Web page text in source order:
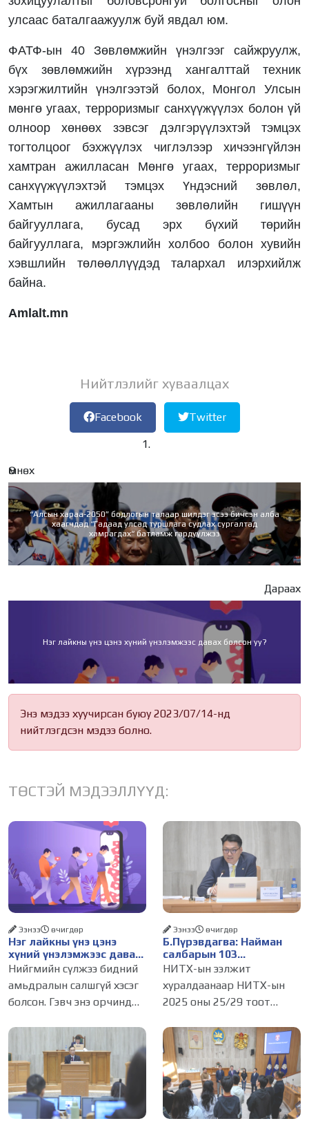
улсаас баталгаажуулж буй явдал юм.
ФАТФ-ын 40 Зөвлөмжийн үнэлгээг сайжруулж,
бүх зөвлөмжийн хүрээнд хангалттай техник
хэрэгжилтийн үнэлгээтэй болох, Монгол Улсын
мөнгө угаах, терроризмыг санхүүжүүлэх болон үй
олноор хөнөөх зэвсэг дэлгэрүүлэхтэй тэмцэх
тогтолцоог бэхжүүлэх чиглэлээр хичээнгүйлэн
хамтран ажилласан Мөнгө угаах, терроризмыг
санхүүжүүлэхтэй тэмцэх Үндэсний зөвлөл,
Хамтын ажиллагааны зөвлөлийн гишүүн
байгууллага, бусад эрх бүхий төрийн
байгууллага, мэргэжлийн холбоо болон хувийн
хэвшлийн төлөөллүүдэд талархал илэрхийлж
байна.
Amlalt.mn
Нийтлэлийг хуваалцах
Facebook Twitter
Өмнөх
“Алсын хараа-2050” бодлогын талаар шилдэг эсээ бичсэн алба
хаагчдад “Гадаад улсад туршлага судлах сургалтад
хамрагдах“ батламж гардуулжээ
Дараах
Нэг лайкны үнэ цэнэ хүний үнэлэмжээс давах болсон уу?
Энэ мэдээ хуучирсан буюу 2023/07/14-нд
нийтлэгдсэн мэдээ болно.
ТӨСТЭЙ МЭДЭЭЛЛҮҮД:
Нэг лайкны үнэ цэнэ
хүний үнэлэмжээс давах
болсон уу?
Ээнээ өчигдѳр
Нийгмийн сүлжээ бидний
амьдралын салшгүй хэсэг
болсон. Гэвч энэ орчинд
амжилт, тэр ч байтугай
хүний үнэ цэнийг хүртэл
лайк, шэйр, дагагчийн
тоогоор хэмжих хандлага
газар авч
Б.Пүрэвдагва: Найман
салбарын 103
үйлчилгээний
бүртгэлийг цуцалснаар
бизнес эрхлэхэд таатай
нөхцөл бүрдэнэ
Ээнээ өчигдѳр
НИТХ-ын ээлжит
хуралдаанаар НИТХ-ын
2025 оны 25/29 тоот
журмын зарим хэсгийг
хүчингүй болгож,
зөвшөөрлийн шинжтэй
103 бүртгэлээс нийслэлийн
бизнес эрхлэгчдийг